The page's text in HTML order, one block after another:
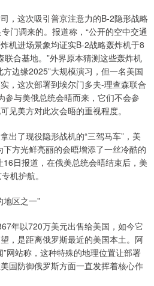
，这次吸引普京注意力的B-2隐形战略
门调来的。报道称，“公开的空中交通
机进场景象均证实B-2战略轰炸机于8
合基地。”外界原本猜测这些轰炸机
边缘2025”大规模演习，但一名美国
，这次部署到埃尔门多夫-理查森联合
参与美俄总统会晤而来，它们不会参
见美方对此次会晤的重视程度。
出了现役隐形战机的“三驾马车”，美
方光鲜亮丽的会晤增添了一丝冷酷的
日报道，在俄美总统会晤结束后，美
机护航。
地区之一”
年以720万美元出售给美国，如今它
，是距离俄罗斯最近的美国本土。阿
网站称，这种特殊的地理位置让部署
国防御俄罗斯方面一直发挥着核心作